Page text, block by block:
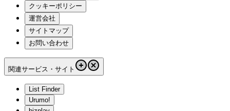
クッキーポリシー
運営会社
サイトマップ
お問い合わせ
関連サービス・サイト
List Finder
Urumo!